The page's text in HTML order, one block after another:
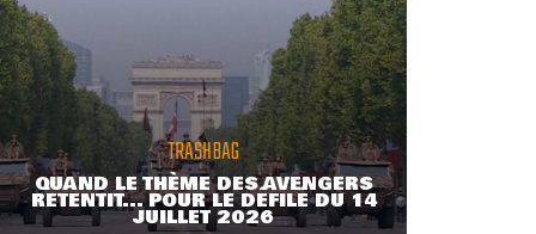
TRASHBAG
QUAND LE THÈME DES AVENGERS
RETENTIT... POUR LE DÉFILÉ DU 14
JUILLET 2026